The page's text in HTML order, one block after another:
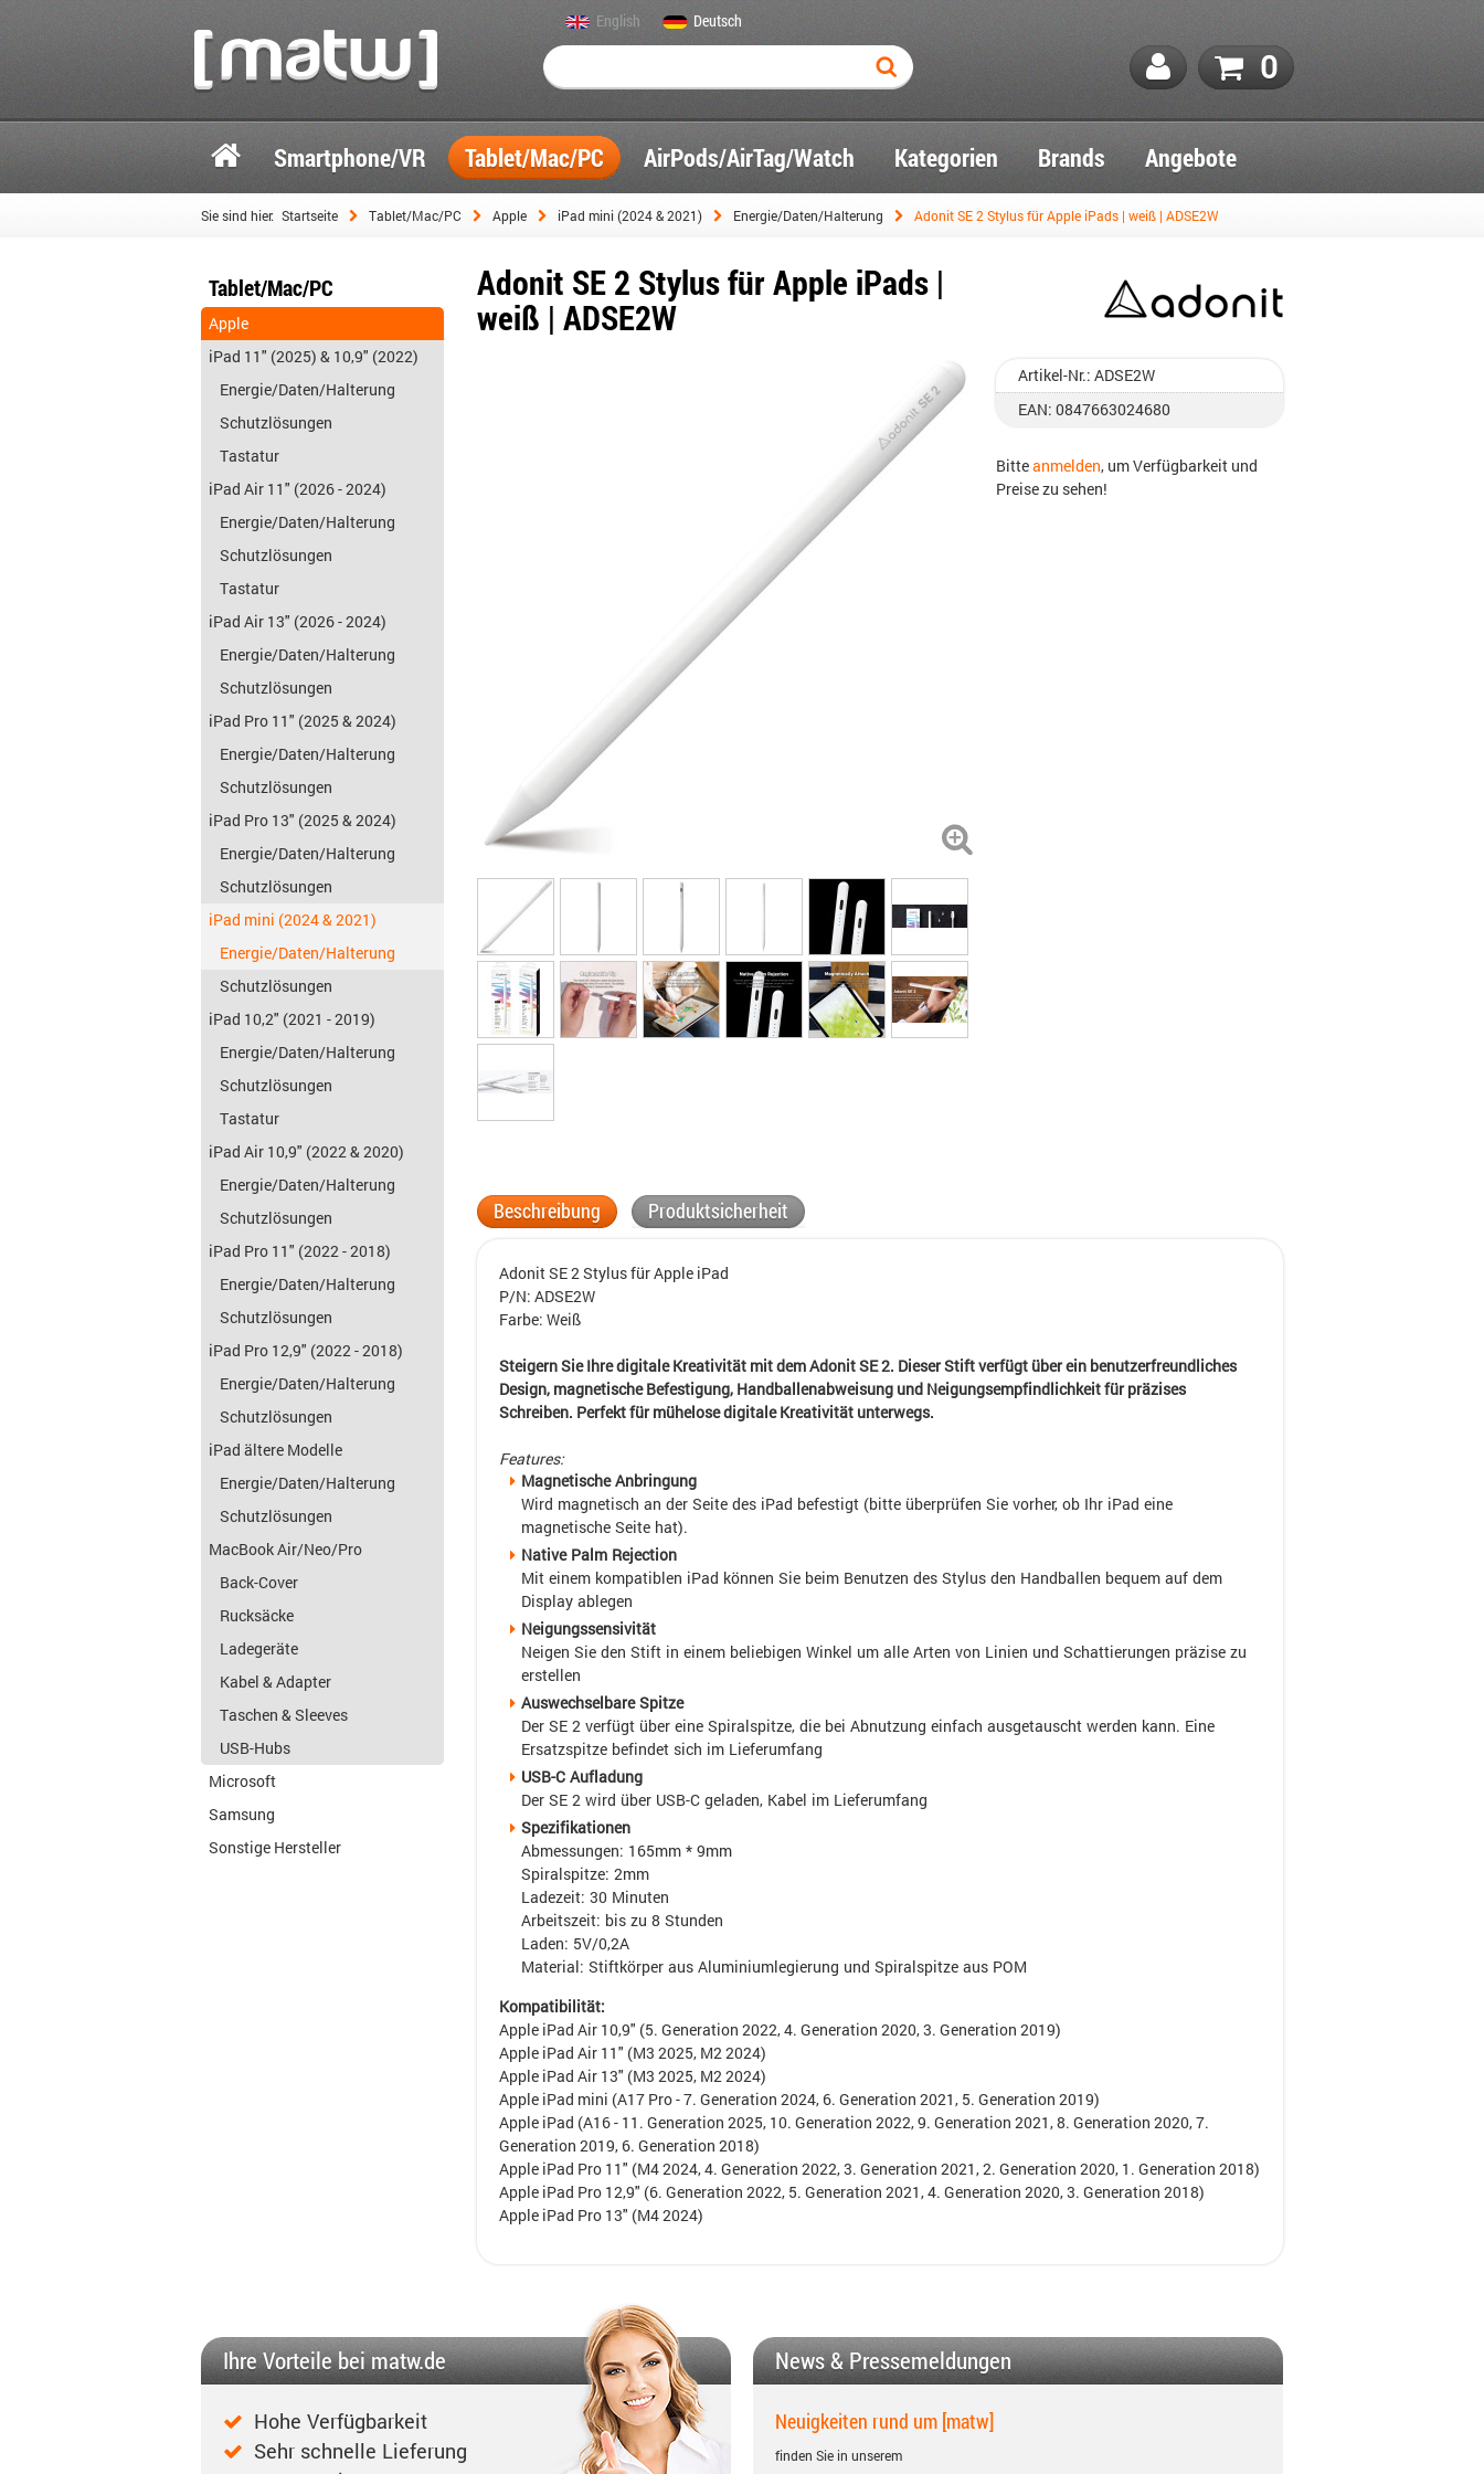
English Deutsch
0
Smartphone/VR Tablet/Mac/PC AirPods/AirTag/Watch Kategorien Brands Angebote
Sie sind hier: Startseite Tablet/Mac/PC Apple iPad mini (2024 & 2021) Energie/Daten/Halterung Adonit SE 2 Stylus für Apple iPads | weiß | ADSE2W
Adonit SE 2 Stylus für Apple iPads |
weiß | ADSE2W
Artikel-Nr.: ADSE2W
EAN: 0847663024680
Bitteanmelden, um Verfügbarkeit und
Preise zu sehen!
Beschreibung Produktsicherheit
Adonit SE 2 Stylus für Apple iPad
P/N: ADSE2W
Farbe: Weiß
Steigern Sie Ihre digitale Kreativität mit dem Adonit SE 2. Dieser Stift verfügt über ein benutzerfreundliches
Design, magnetische Befestigung, Handballenabweisung und Neigungsempfindlichkeit für präzises
Schreiben. Perfekt für mühelose digitale Kreativität unterwegs.
Features:
Magnetische Anbringung
Wird magnetisch an der Seite des iPad befestigt (bitte überprüfen Sie vorher, ob Ihr iPad eine
magnetische Seite hat).
Native Palm Rejection
Mit einem kompatiblen iPad können Sie beim Benutzen des Stylus den Handballen bequem auf dem
Display ablegen
Neigungssensivität
Neigen Sie den Stift in einem beliebigen Winkel um alle Arten von Linien und Schattierungen präzise zu
erstellen
Auswechselbare Spitze
Der SE 2 verfügt über eine Spiralspitze, die bei Abnutzung einfach ausgetauscht werden kann. Eine
Ersatzspitze befindet sich im Lieferumfang
USB-C Aufladung
Der SE 2 wird über USB-C geladen, Kabel im Lieferumfang
Spezifikationen
Abmessungen: 165mm * 9mm
Spiralspitze: 2mm
Ladezeit: 30 Minuten
Arbeitszeit: bis zu 8 Stunden
Laden: 5V/0,2A
Material: Stiftkörper aus Aluminiumlegierung und Spiralspitze aus POM
Kompatibilität:
Apple iPad Air 10,9" (5. Generation 2022, 4. Generation 2020, 3. Generation 2019)
Apple iPad Air 11" (M3 2025, M2 2024)
Apple iPad Air 13" (M3 2025, M2 2024)
Apple iPad mini (A17 Pro - 7. Generation 2024, 6. Generation 2021, 5. Generation 2019)
Apple iPad (A16 - 11. Generation 2025, 10. Generation 2022, 9. Generation 2021, 8. Generation 2020, 7.
Generation 2019, 6. Generation 2018)
Apple iPad Pro 11" (M4 2024, 4. Generation 2022, 3. Generation 2021, 2. Generation 2020, 1. Generation 2018)
Apple iPad Pro 12,9" (6. Generation 2022, 5. Generation 2021, 4. Generation 2020, 3. Generation 2018)
Apple iPad Pro 13" (M4 2024)
Tablet/Mac/PC
Apple
iPad 11" (2025) & 10,9" (2022)
Energie/Daten/Halterung
Schutzlösungen
Tastatur
iPad Air 11" (2026 - 2024)
Energie/Daten/Halterung
Schutzlösungen
Tastatur
iPad Air 13" (2026 - 2024)
Energie/Daten/Halterung
Schutzlösungen
iPad Pro 11" (2025 & 2024)
Energie/Daten/Halterung
Schutzlösungen
iPad Pro 13" (2025 & 2024)
Energie/Daten/Halterung
Schutzlösungen
iPad mini (2024 & 2021)
Energie/Daten/Halterung
Schutzlösungen
iPad 10,2" (2021 - 2019)
Energie/Daten/Halterung
Schutzlösungen
Tastatur
iPad Air 10,9" (2022 & 2020)
Energie/Daten/Halterung
Schutzlösungen
iPad Pro 11" (2022 - 2018)
Energie/Daten/Halterung
Schutzlösungen
iPad Pro 12,9" (2022 - 2018)
Energie/Daten/Halterung
Schutzlösungen
iPad ältere Modelle
Energie/Daten/Halterung
Schutzlösungen
MacBook Air/Neo/Pro
Back-Cover
Rucksäcke
Ladegeräte
Kabel & Adapter
Taschen & Sleeves
USB-Hubs
Microsoft
Samsung
Sonstige Hersteller
Ihre Vorteile bei matw.de
Hohe Verfügbarkeit
Sehr schnelle Lieferung
News & Pressemeldungen
Neuigkeiten rund um [matw]
finden Sie in unserem